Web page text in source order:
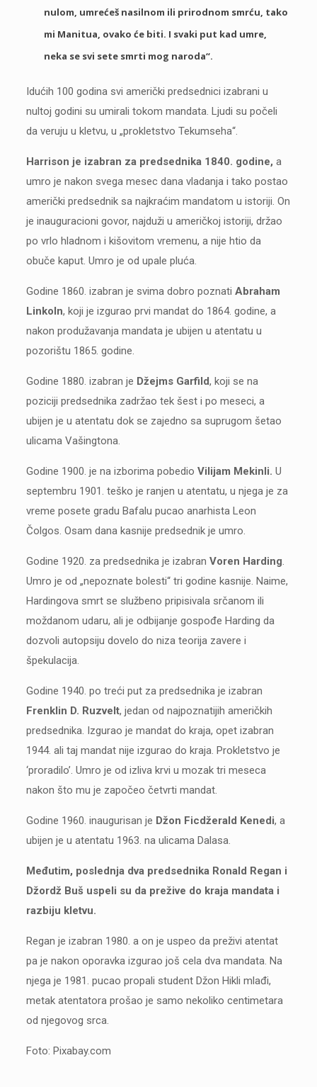
nulom, umrećeš nasilnom ili prirodnom smrću, tako
mi Manitua, ovako će biti. I svaki put kad umre,
neka se svi sete smrti mog naroda“.
Idućih 100 godina svi američki predsednici izabrani u
nultoj godini su umirali tokom mandata. Ljudi su počeli
da veruju u kletvu, u „prokletstvo Tekumseha“.
Harrison je izabran za predsednika 1840. godine, a
umro je nakon svega mesec dana vladanja i tako postao
američki predsednik sa najkraćim mandatom u istoriji. On
je inauguracioni govor, najduži u američkoj istoriji, držao
po vrlo hladnom i kišovitom vremenu, a nije htio da
obuče kaput. Umro je od upale pluća.
Godine 1860. izabran je svima dobro poznati Abraham
Linkoln, koji je izgurao prvi mandat do 1864. godine, a
nakon produžavanja mandata je ubijen u atentatu u
pozorištu 1865. godine.
Godine 1880. izabran je Džejms Garfild, koji se na
poziciji predsednika zadržao tek šest i po meseci, a
ubijen je u atentatu dok se zajedno sa suprugom šetao
ulicama Vašingtona.
Godine 1900. je na izborima pobedio Vilijam Mekinli. U
septembru 1901. teško je ranjen u atentatu, u njega je za
vreme posete gradu Bafalu pucao anarhista Leon
Čolgos. Osam dana kasnije predsednik je umro.
Godine 1920. za predsednika je izabran Voren Harding.
Umro je od „nepoznate bolesti“ tri godine kasnije. Naime,
Hardingova smrt se službeno pripisivala srčanom ili
moždanom udaru, ali je odbijanje gospođe Harding da
dozvoli autopsiju dovelo do niza teorija zavere i
špekulacija.
Godine 1940. po treći put za predsednika je izabran
Frenklin D. Ruzvelt, jedan od najpoznatijih američkih
predsednika. Izgurao je mandat do kraja, opet izabran
1944. ali taj mandat nije izgurao do kraja. Prokletstvo je
‘proradilo’. Umro je od izliva krvi u mozak tri meseca
nakon što mu je započeo četvrti mandat.
Godine 1960. inaugurisan je Džon Ficdžerald Kenedi, a
ubijen je u atentatu 1963. na ulicama Dalasa.
Međutim, poslednja dva predsednika Ronald Regan i
Džordž Buš uspeli su da prežive do kraja mandata i
razbiju kletvu.
Regan je izabran 1980. a on je uspeo da preživi atentat
pa je nakon oporavka izgurao još cela dva mandata. Na
njega je 1981. pucao propali student Džon Hikli mlađi,
metak atentatora prošao je samo nekoliko centimetara
od njegovog srca.
Foto: Pixabay.com